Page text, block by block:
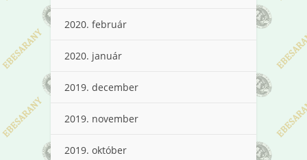
2020. február
2020. január
2019. december
2019. november
2019. október